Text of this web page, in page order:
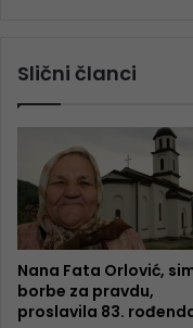
Slični članci
Nana Fata Orlović,
borbe za pravdu,
proslavila 83.